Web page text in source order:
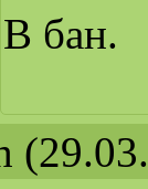
В бан.